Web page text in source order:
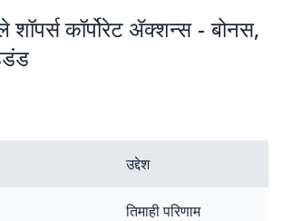
शॉपर्स कॉर्पोरेट ॲक्शन्स - बोनस,
उद्देश
तिमाही परिणाम